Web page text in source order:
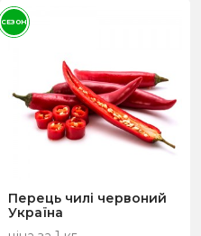
Перець чилі червоний
Україна
СЕЗОН